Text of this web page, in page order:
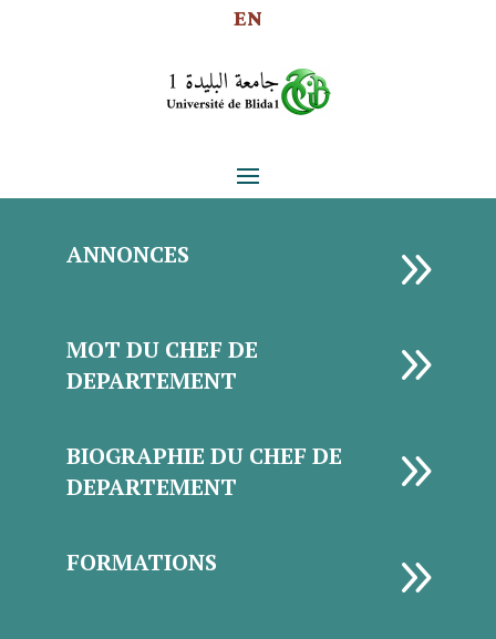
EN
9
ANNONCES
9
MOT DU CHEF DE
DEPARTEMENT
9
BIOGRAPHIE DU CHEF DE
DEPARTEMENT
9
FORMATIONS